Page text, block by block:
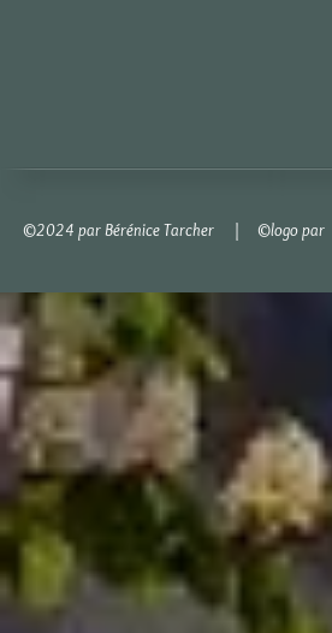
©2024 par Bérénice Tarcher |